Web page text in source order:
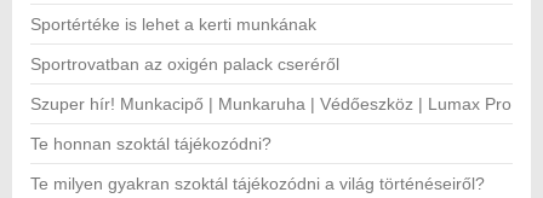
Sportértéke is lehet a kerti munkának
Sportrovatban az oxigén palack cseréről
Szuper hír! Munkacipő | Munkaruha | Védőeszköz | Lumax Pro
Te honnan szoktál tájékozódni?
Te milyen gyakran szoktál tájékozódni a világ történéseiről?